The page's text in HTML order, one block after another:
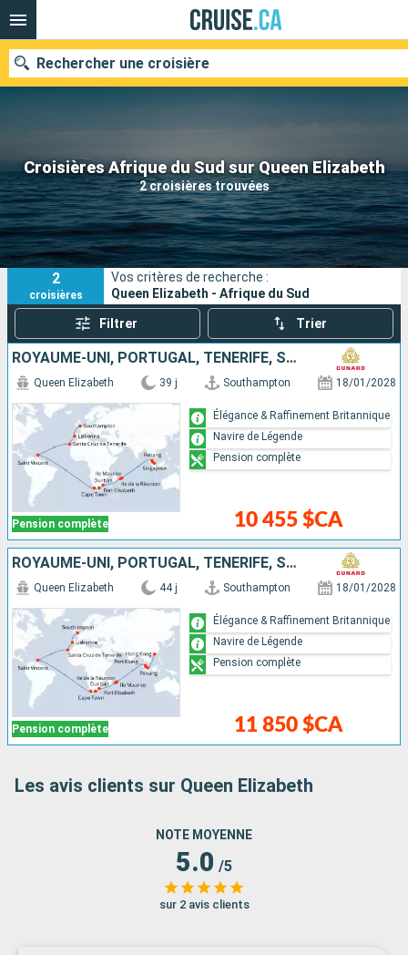
Croisières Afrique du Sud sur Queen Elizabeth
2 croisières trouvées
Rechercher une croisière
Nos destinations
Mois de départ
Ports Compagnies
Rechercher
2
croisières
Vos critères de recherche :
Queen Elizabeth - Afrique du Sud
Filtrer Trier
ROYAUME-UNI, PORTUGAL, TENERIFE, SAINT VINCENT-ET-LES-GRENADINES, AFRIQUE DU SUD, RÉUNION, MAURICE, MALAISIE, SINGAPOUR
Pension complète
Queen Elizabeth 39 j Southampton 18/01/2028
10 455 $CA
Élégance & Raffinement Britannique
Navire de Légende
Pension complète
ROYAUME-UNI, PORTUGAL, TENERIFE, SAINT VINCENT-ET-LES-GRENADINES, AFRIQUE DU SUD, RÉUNION, MAURICE, MALAISIE, SINGAPOUR, CHINE
Pension complète
Queen Elizabeth 44 j Southampton 18/01/2028
11 850 $CA
Élégance & Raffinement Britannique
Navire de Légende
Pension complète
Les avis clients sur Queen Elizabeth
NOTE MOYENNE
5.0 /5
sur 2 avis clients